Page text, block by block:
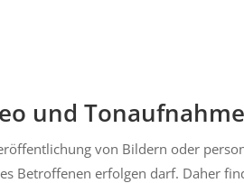
und
von Bildern oder
Betroffenen erfolgen darf. Daher